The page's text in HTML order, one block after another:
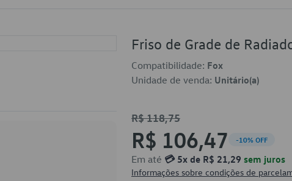
Friso de Grade de
Compatibilidade: Fox
Unidade de venda: Unitário(a)
R$ 118,75
R$ 106,47 -10% OFF
Em até 💳 5x de R$ 21,29 sem juros
Informações sobre condições de